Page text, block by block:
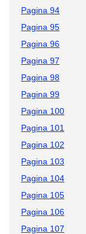
Pagina 94
Pagina 95
Pagina 96
Pagina 97
Pagina 98
Pagina 99
Pagina 100
Pagina 101
Pagina 102
Pagina 103
Pagina 104
Pagina 105
Pagina 106
Pagina 107